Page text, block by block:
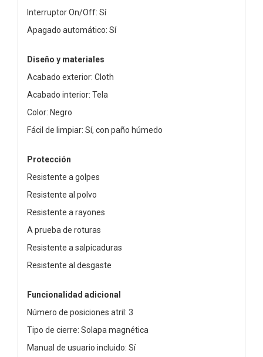
Interruptor On/Off: Sí
Apagado automático: Sí
Diseño y materiales
Acabado exterior: Cloth
Acabado interior: Tela
Color: Negro
Fácil de limpiar: Sí, con paño húmedo
Protección
Resistente a golpes
Resistente al polvo
Resistente a rayones
A prueba de roturas
Resistente a salpicaduras
Resistente al desgaste
Funcionalidad adicional
Número de posiciones atril: 3
Tipo de cierre: Solapa magnética
Manual de usuario incluido: Sí